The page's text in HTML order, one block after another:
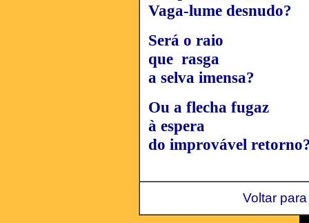
Vaga-lume desnudo?
Será o raio
que rasga
a selva imensa?
Ou a flecha fugaz
à espera
do improvável
Voltar